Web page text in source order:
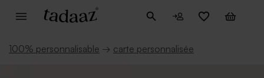
100% personnalisable → carte personnalisée